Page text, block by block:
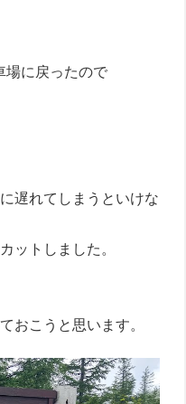
場に戻ったので
遅れてしまうといけな
ットしました。
おこうと思います。